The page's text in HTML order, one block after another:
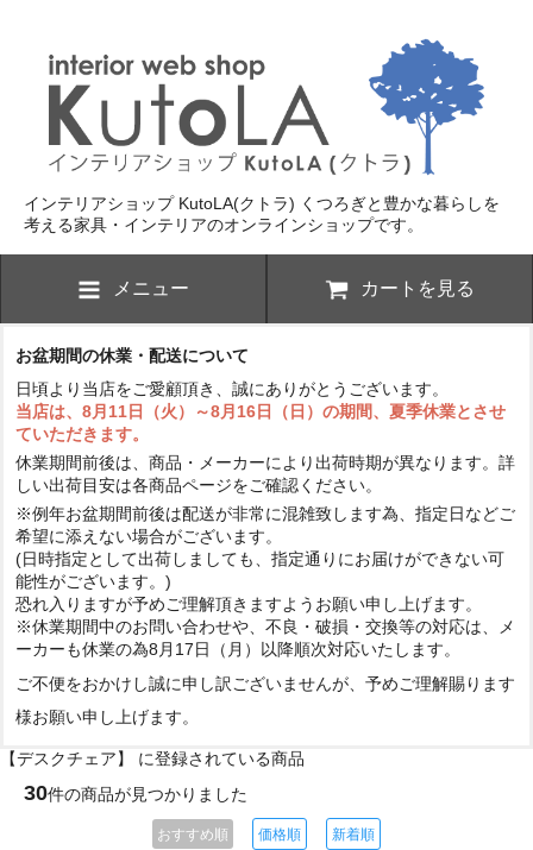
インテリアショップ KutoLA(クトラ) くつろぎと豊かな暮らしを
考える家具・インテリアのオンラインショップです。
メニュー カートを見る
お盆期間の休業・配送について
日頃より当店をご愛顧頂き、誠にありがとうございます。
当店は、8月11日（火）～8月16日（日）の期間、夏季休業とさせ
ていただきます。
休業期間前後は、商品・メーカーにより出荷時期が異なります。詳
しい出荷目安は各商品ページをご確認ください。
※例年お盆期間前後は配送が非常に混雑致します為、指定日などご
希望に添えない場合がございます。
(日時指定として出荷しましても、指定通りにお届けができない可
能性がございます。)
恐れ入りますが予めご理解頂きますようお願い申し上げます。
※休業期間中のお問い合わせや、不良・破損・交換等の対応は、メ
ーカーも休業の為8月17日（月）以降順次対応いたします。
ご不便をおかけし誠に申し訳ございませんが、予めご理解賜ります
様お願い申し上げます。
【デスクチェア】 に登録されている商品
30件の商品が見つかりました
おすすめ順 価格順 新着順